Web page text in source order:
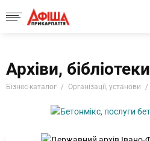
Архіви, бібліотеки
Бізнес-каталог Організації, установи